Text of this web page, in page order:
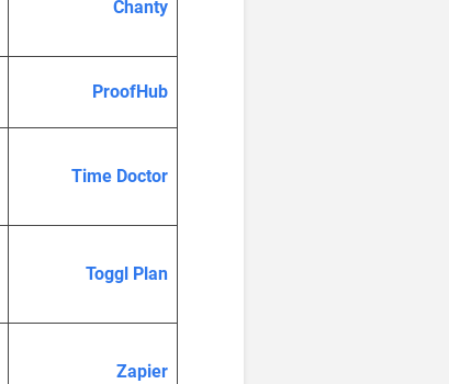
Chanty
ProofHub
Time Doctor
Toggl Plan
Zapier